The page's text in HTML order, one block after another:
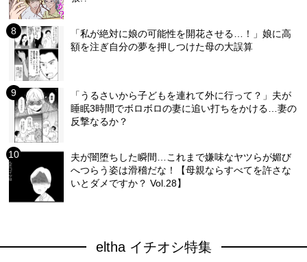
「私が絶対に娘の可能性を開花させる…！」娘に高
額を注ぎ自分の夢を押しつけた母の大誤算
「うるさいから子どもを連れて外に行って？」夫が
睡眠3時間でボロボロの妻に追い打ちをかける…妻の
反撃なるか？
夫が闇堕ちした瞬間…これまで嫌味なヤツらが媚び
へつらう姿は滑稽だな！【母親ならすべてを許さな
いとダメですか？ Vol.28】
eltha イチオシ特集